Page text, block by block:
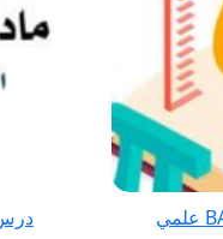
رياضيات
للسنة